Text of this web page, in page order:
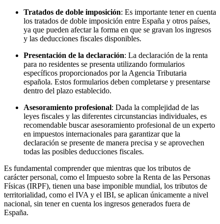
Tratados de doble imposición: Es importante tener en cuenta
los tratados de doble imposición entre España y otros países,
ya que pueden afectar la forma en que se gravan los ingresos
y las deducciones fiscales disponibles.
Presentación de la declaración: La declaración de la renta
para no residentes se presenta utilizando formularios
específicos proporcionados por la Agencia Tributaria
española. Estos formularios deben completarse y presentarse
dentro del plazo establecido.
Asesoramiento profesional: Dada la complejidad de las
leyes fiscales y las diferentes circunstancias individuales, es
recomendable buscar asesoramiento profesional de un experto
en impuestos internacionales para garantizar que la
declaración se presente de manera precisa y se aprovechen
todas las posibles deducciones fiscales.
Es fundamental comprender que mientras que los tributos de
carácter personal, como el Impuesto sobre la Renta de las Personas
Físicas (IRPF), tienen una base imponible mundial, los tributos de
territorialidad, como el IVA y el IBI, se aplican únicamente a nivel
nacional, sin tener en cuenta los ingresos generados fuera de
España.